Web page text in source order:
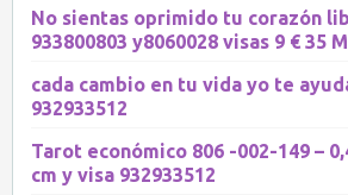
No sientas oprimido tu corazón
933800803 y8060028 visas 9 € 35
cada cambio en tu vida yo te
932933512
Tarot económico 806 -002-149 –
cm y visa 932933512